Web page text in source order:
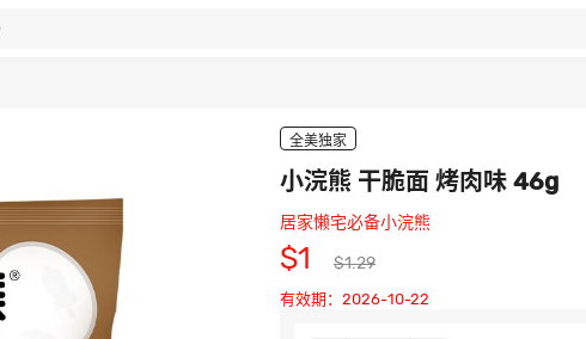
全美独家
小浣熊 干脆面 烤肉味 46g
居家懒宅必备小浣熊
$1 $1.29
有效期：2026-10-22